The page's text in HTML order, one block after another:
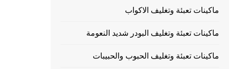
ماكينات تعبئة وتغليف الاكواب
ماكينات تعبئة وتغليف البودر شديد النعومة
ماكينات تعبئة وتغليف الحبوب والحبيبات